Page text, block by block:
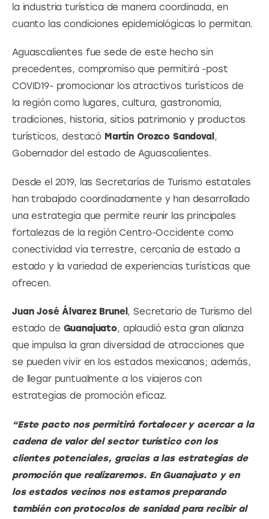
la industria turística de manera coordinada, en
cuanto las condiciones epidemiológicas lo permitan.
Aguascalientes fue sede de este hecho sin
precedentes, compromiso que permitirá -post
COVID19- promocionar los atractivos turísticos de
la región como lugares, cultura, gastronomía,
tradiciones, historia, sitios patrimonio y productos
turísticos, destacó Martín Orozco Sandoval ,
Gobernador del estado de Aguascalientes.
Desde el 2019, las Secretarías de Turismo estatales
han trabajado coordinadamente y han desarrollado
una estrategia que permite reunir las principales
fortalezas de la región Centro-Occidente como
conectividad vía terrestre, cercanía de estado a
estado y la variedad de experiencias turísticas que
ofrecen.
Juan José Álvarez Brunel , Secretario de Turismo del
estado de Guanajuato, aplaudió esta gran alianza
que impulsa la gran diversidad de atracciones que
se pueden vivir en los estados mexicanos; además,
de llegar puntualmente a los viajeros con
estrategias de promoción eficaz.
“Este pacto nos permitirá fortalecer y acercar a la
cadena de valor del sector turístico con los
clientes potenciales, gracias a las estrategias de
promoción que realizaremos. En Guanajuato y en
los estados vecinos nos estamos preparando
también con protocolos de sanidad para recibir al